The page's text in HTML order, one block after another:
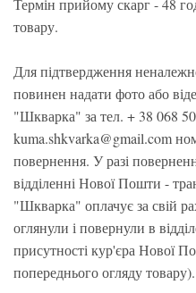
Термін прийому скарг - 48
товару.
Для підтвердження
повинен надати фото або
"Шкварка" за тел. + 38 068
kuma.shkvarka@gmail.com
повернення. У разі
відділенні Нової Пошти -
"Шкварка" оплачує за свій
оглянули і повернули в
присутності кур'єра Нової
попереднього огляду товару).